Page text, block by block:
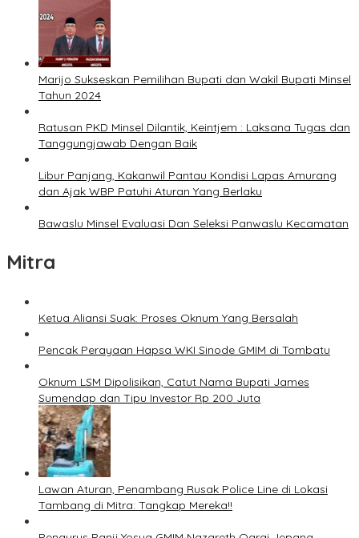
Marijo Sukseskan Pemilihan Bupati dan Wakil Bupati Minsel
Tahun 2024
Ratusan PKD Minsel Dilantik, Keintjem : Laksana Tugas dan
Tanggungjawab Dengan Baik
Libur Panjang, Kakanwil Pantau Kondisi Lapas Amurang
dan Ajak WBP Patuhi Aturan Yang Berlaku
Bawaslu Minsel Evaluasi Dan Seleksi Panwaslu Kecamatan
Mitra
Ketua Aliansi Suak: Proses Oknum Yang Bersalah
Pencak Perayaan Hapsa WKI Sinode GMIM di Tombatu
Oknum LSM Dipolisikan, Catut Nama Bupati James
Sumendap dan Tipu Investor Rp 200 Juta
Lawan Aturan, Penambang Rusak Police Line di Lokasi
Tambang di Mitra: Tangkap Mereka!!